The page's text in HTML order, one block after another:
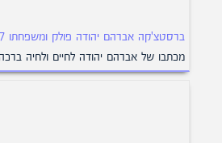
ברסטצ'קה אברהם יהודה פולק ומשפחתו 7
מכתבו של אברהם יהודה לחיים ולחיה